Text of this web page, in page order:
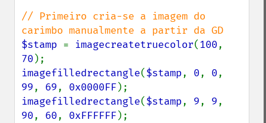
// Primeiro cria-se a imagem do
$stamp = imagecreatetruecolor(100
70
imagefilledrectangle($stamp, 0, 0
99, 69, 0x0000FF
imagefilledrectangle($stamp, 9, 9
90, 60, 0xFFFFFF